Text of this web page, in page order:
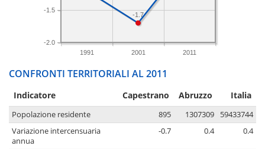
1991 2001 2011
-2.0
-1.5
-1.7
CONFRONTI TERRITORIALI AL 2011
Indicatore Capestrano Abruzzo Italia
Popolazione residente 895 1307309
59433744
Variazione intercensuaria
annua
-0.7 0.4 0.4